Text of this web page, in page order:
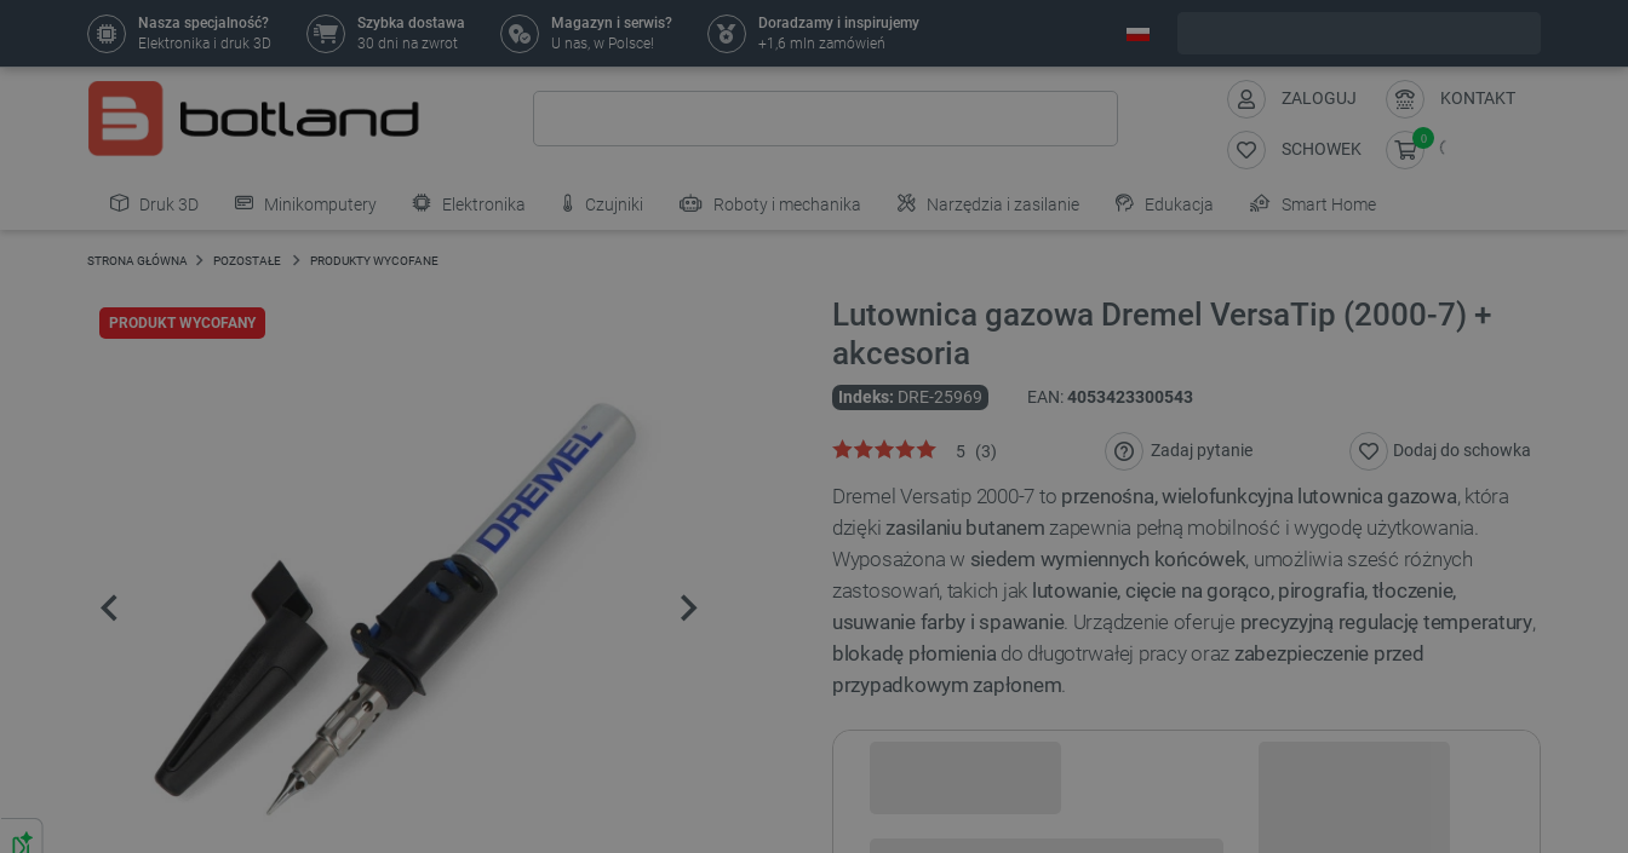
Nasza specjalność?
Elektronika i druk 3D
Szybka dostawa
30 dni na zwrot
Magazyn i serwis?
U nas, w Polsce!
Doradzamy i inspirujemy
+1,6 mln zamówień
ZALOGUJ KONTAKT
SCHOWEK
0
Druk 3D Minikomputery Elektronika Czujniki Roboty i mechanika Narzędzia i zasilanie Edukacja Smart Home
Pozostałe
STRONA GŁÓWNA POZOSTAŁE PRODUKTY WYCOFANE
PRODUKT WYCOFANY
Lutownica gazowa Dremel VersaTip (2000-7) +
akcesoria
Indeks: DRE-25969 EAN:4053423300543
5 (3) Zadaj pytanie Dodaj do schowka
Dremel Versatip 2000-7 to przenośna, wielofunkcyjna lutownica gazowa, która
dziękizasilaniu butanem zapewnia pełną mobilność i wygodę użytkowania.
Wyposażona w siedem wymiennych końcówek, umożliwia sześć różnych
zastosowań, takich jak lutowanie, cięcie na gorąco, pirografia, tłoczenie,
usuwanie farby i spawanie. Urządzenie oferuje precyzyjną regulację temperatury,
blokadę płomienia do długotrwałej pracy oraz zabezpieczenie przed
przypadkowym zapłonem.